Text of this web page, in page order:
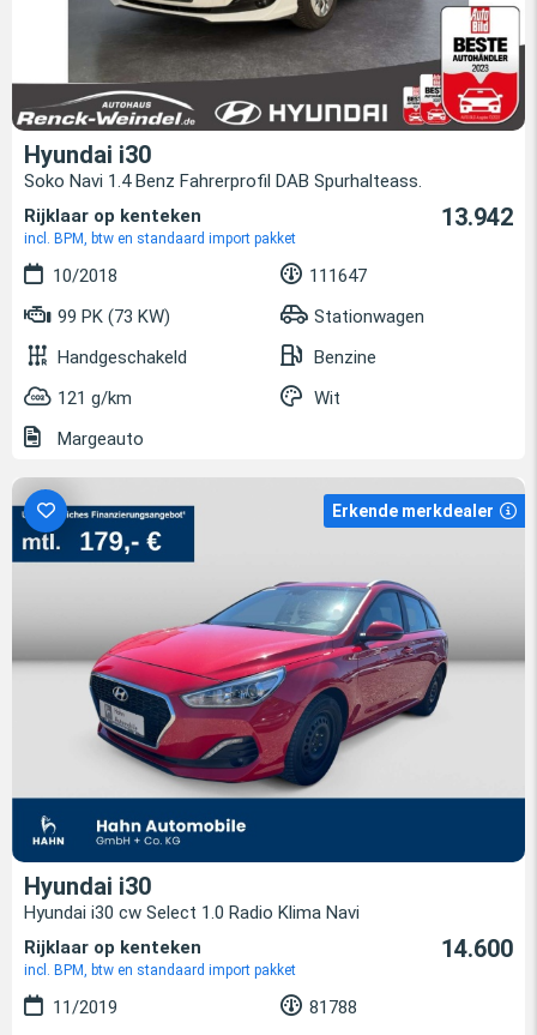
Hyundai i30
Soko Navi 1.4 Benz Fahrerprofil DAB Spurhalteass.
Rijklaar op kenteken
incl. BPM, btw en standaard import pakket
13.942
10/2018
111647
99 PK (73 KW)
Stationwagen
Handgeschakeld
Benzine
121 g/km
Wit
Margeauto
Erkende merkdealer
Hyundai i30
Hyundai i30 cw Select 1.0 Radio Klima Navi
Rijklaar op kenteken
incl. BPM, btw en standaard import pakket
14.600
11/2019
81788